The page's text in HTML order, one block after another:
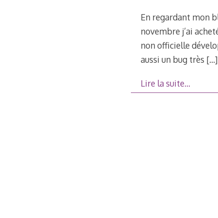
En regardant mon
novembre j’ai
non officielle
aussi un bug très […]
Lire la suite…